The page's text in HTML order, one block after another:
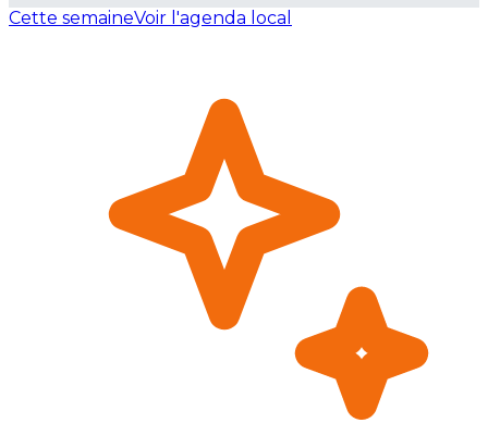
Cette semaineVoir l'agenda local